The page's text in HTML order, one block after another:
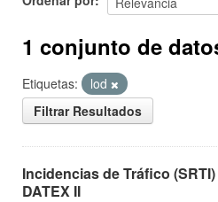
1 conjunto de
Etiquetas:
lod
Filtrar Resultados
Incidencias de Tráfico
DATEX II